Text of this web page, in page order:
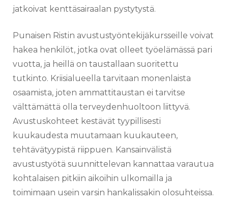
jatkoivat kenttäsairaalan pystytystä.
Punaisen Ristin avustustyöntekijäkursseille voivat
hakea henkilöt, jotka ovat olleet työelämässä pari
vuotta, ja heillä on taustallaan suoritettu
tutkinto. Kriisialueella tarvitaan monenlaista
osaamista, joten ammattitaustan ei tarvitse
välttämättä olla terveydenhuoltoon liittyvä.
Avustuskohteet kestävät tyypillisesti
kuukaudesta muutamaan kuukauteen,
tehtävätyypistä riippuen. Kansainvälistä
avustustyötä suunnittelevan kannattaa varautua
kohtalaisen pitkiin aikoihin ulkomailla ja
toimimaan usein varsin hankalissakin olosuhteissa.